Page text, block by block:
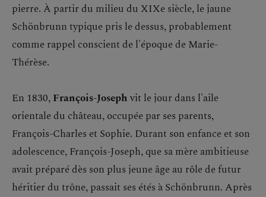
pierre. À partir du milieu du XIXe siècle, le jaune
Schönbrunn typique pris le dessus, probablement
comme rappel conscient de l'époque de Marie-
Thérèse.
En 1830, François-Joseph vit le jour dans l'aile
orientale du château, occupée par ses parents,
François-Charles et Sophie. Durant son enfance et son
adolescence, François-Joseph, que sa mère ambitieuse
avait préparé dès son plus jeune âge au rôle de futur
héritier du trône, passait ses étés à Schönbrunn. Après